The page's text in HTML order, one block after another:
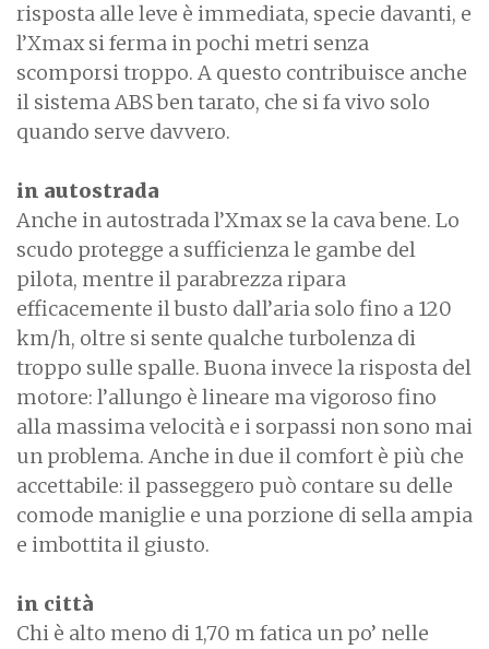
risposta alle leve è immediata, specie davanti, e
l’Xmax si ferma in pochi metri senza
scomporsi troppo. A questo contribuisce anche
il sistema ABS ben tarato, che si fa vivo solo
quando serve davvero.
in autostrada
Anche in autostrada l’Xmax se la cava bene. Lo
scudo protegge a sufficienza le gambe del
pilota, mentre il parabrezza ripara
efficacemente il busto dall’aria solo fino a 120
km/h, oltre si sente qualche turbolenza di
troppo sulle spalle. Buona invece la risposta del
motore: l’allungo è lineare ma vigoroso fino
alla massima velocità e i sorpassi non sono mai
un problema. Anche in due il comfort è più che
accettabile: il passeggero può contare su delle
comode maniglie e una porzione di sella ampia
e imbottita il giusto.
in città
Chi è alto meno di 1,70 m fatica un po’ nelle